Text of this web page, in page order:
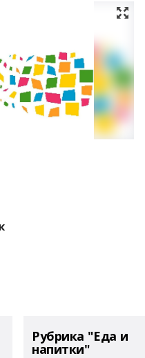
Рубрика "Еда и
напитки"